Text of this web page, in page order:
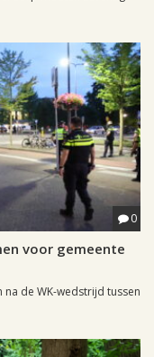
0
voor gemeente
de WK-wedstrijd tussen